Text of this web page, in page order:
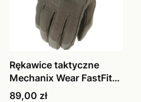
Rękawice taktyczne
Mechanix Wear FastFit
New - Oli
Cena
89,00 zł